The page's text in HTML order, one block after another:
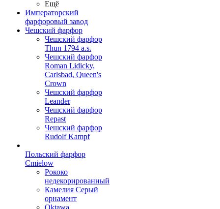
Ещё
Императорский
фарфоровый завод
Чешский фарфор
Чешский фарфор
Thun 1794 a.s.
Чешский фарфор
Roman Lidicky,
Carlsbad, Queen's
Crown
Чешский фарфор
Leander
Чешский фарфор
Repast
Чешский фарфор
Rudolf Kampf
Польский фарфор
Сmielow
Рококо
недекорированный
Камелия Серый
орнамент
Oktawa